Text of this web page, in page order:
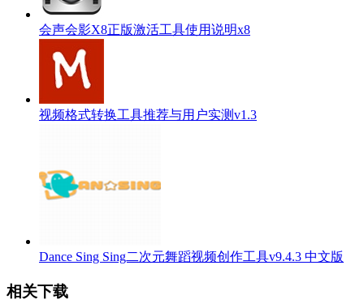
会声会影X8正版激活工具使用说明x8
视频格式转换工具推荐与用户实测v1.3
Dance Sing Sing二次元舞蹈视频创作工具v9.4.3 中文版
相关下载